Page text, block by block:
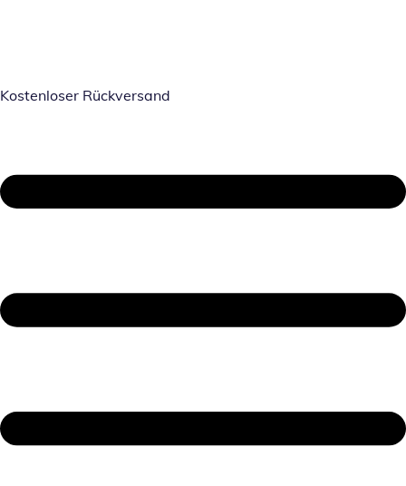
Kostenloser Rückversand